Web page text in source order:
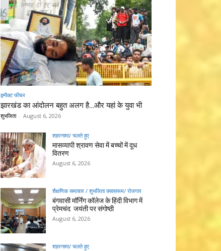
इम्पैक्ट फीचर
झारखंड का आंदोलन बहुत अलग है…और यहां के युवा भी
शुभजिता - August 6, 2026
शहरनामा/ चलते हुए
मासव्यापी श्रावण सेवा में बच्चों में दूध
वितरण
August 6, 2026
शैक्षणिक समाचार / शुभजिता क्सासरूम/ रोजगार
बंगवासी मॉर्निंग कॉलेज के हिंदी विभाग में
प्रेमचंद जयंती पर संगोष्ठी
August 6, 2026
शहरनामा/ चलते हुए